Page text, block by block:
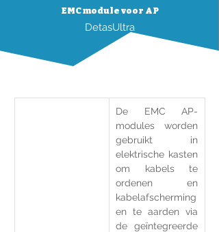
EMC module voor AP
DetasUltra
De EMC AP-
modules worden
gebruikt in
elektrische kasten
om kabels te
ordenen en
kabelafscherming
en te aarden via
de geïntegreerde